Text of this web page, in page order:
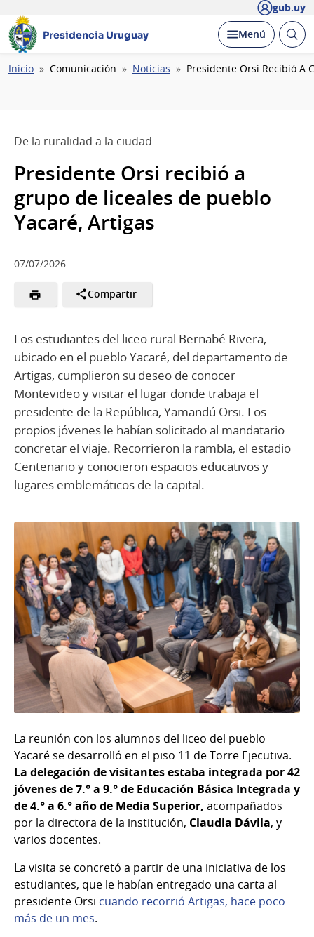
gub.uy
Presidencia Uruguay Desplegar
Menú Abrir
Ruta
Inicio Comunicación Noticias Presidente Orsi Recibió A
De la ruralidad a la ciudad
Presidente Orsi recibió a
grupo de liceales de pueblo
Yacaré, Artigas
07/07/2026
Compartir
Los estudiantes del liceo rural Bernabé Rivera,
ubicado en el pueblo Yacaré, del departamento de
Artigas, cumplieron su deseo de conocer
Montevideo y visitar el lugar donde trabaja el
presidente de la República, Yamandú Orsi. Los
propios jóvenes le habían solicitado al mandatario
concretar el viaje. Recorrieron la rambla, el estadio
Centenario y conocieron espacios educativos y
lugares emblemáticos de la capital.
La reunión con los alumnos del liceo del pueblo
Yacaré se desarrolló en el piso 11 de Torre Ejecutiva.
La delegación de visitantes estaba integrada por 42
jóvenes de 7.° a 9.° de Educación Básica Integrada y
de 4.° a 6.° año de Media Superior, acompañados
por la directora de la institución, Claudia Dávila, y
varios docentes.
La visita se concretó a partir de una iniciativa de los
estudiantes, que le habían entregado una carta al
presidente Orsi cuando recorrió Artigas, hace poco
más de un mes.